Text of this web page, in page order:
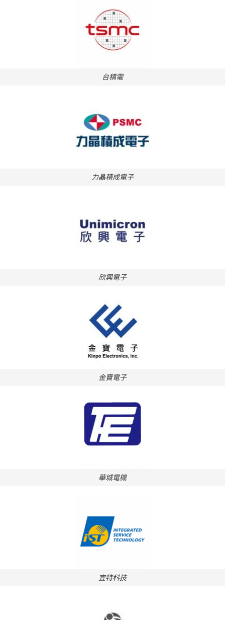
台積電
力晶積成電子
欣興電子
金寶電子
華城電機
宜特科技